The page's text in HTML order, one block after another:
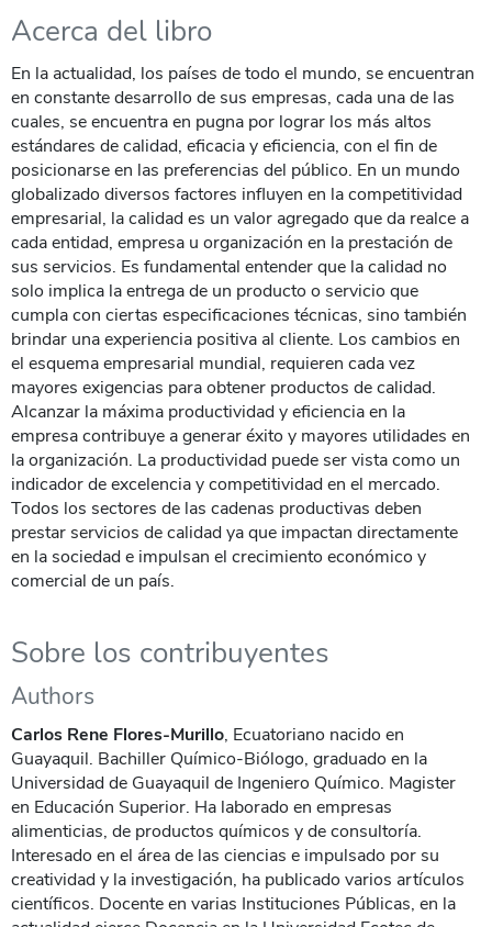
Acerca del libro
En la actualidad, los países de todo el mundo, se encuentran
en constante desarrollo de sus empresas, cada una de las
cuales, se encuentra en pugna por lograr los más altos
estándares de calidad, eficacia y eficiencia, con el fin de
posicionarse en las preferencias del público. En un mundo
globalizado diversos factores influyen en la competitividad
empresarial, la calidad es un valor agregado que da realce a
cada entidad, empresa u organización en la prestación de
sus servicios. Es fundamental entender que la calidad no
solo implica la entrega de un producto o servicio que
cumpla con ciertas especificaciones técnicas, sino también
brindar una experiencia positiva al cliente. Los cambios en
el esquema empresarial mundial, requieren cada vez
mayores exigencias para obtener productos de calidad.
Alcanzar la máxima productividad y eficiencia en la
empresa contribuye a generar éxito y mayores utilidades en
la organización. La productividad puede ser vista como un
indicador de excelencia y competitividad en el mercado.
Todos los sectores de las cadenas productivas deben
prestar servicios de calidad ya que impactan directamente
en la sociedad e impulsan el crecimiento económico y
comercial de un país.
Sobre los contribuyentes
Authors
Carlos Rene Flores-Murillo, Ecuatoriano nacido en
Guayaquil. Bachiller Químico-Biólogo, graduado en la
Universidad de Guayaquil de Ingeniero Químico. Magister
en Educación Superior. Ha laborado en empresas
alimenticias, de productos químicos y de consultoría.
Interesado en el área de las ciencias e impulsado por su
creatividad y la investigación, ha publicado varios artículos
científicos. Docente en varias Instituciones Públicas, en la